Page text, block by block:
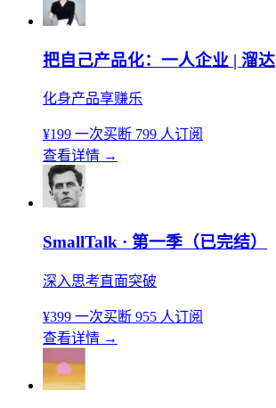
把自己产品化：一人企业 | 溜达
化身产品享赚乐
¥199 一次买断 799 人订阅
查看详情 →
SmallTalk · 第一季（已完结）
深入思考直面突破
¥399 一次买断 955 人订阅
查看详情 →